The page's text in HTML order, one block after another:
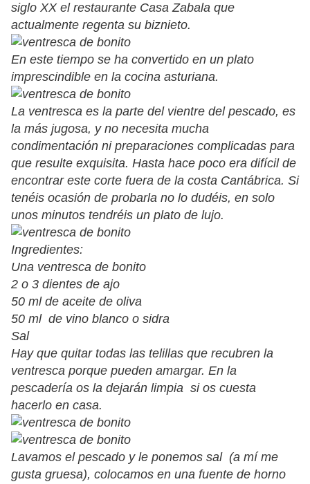
siglo XX el restaurante Casa Zabala que
actualmente regenta su biznieto.
En este tiempo se ha convertido en un plato
imprescindible en la cocina asturiana.
La ventresca es la parte del vientre del pescado, es
la más jugosa, y no necesita mucha
condimentación ni preparaciones complicadas para
que resulte exquisita. Hasta hace poco era difícil de
encontrar este corte fuera de la costa Cantábrica. Si
tenéis ocasión de probarla no lo dudéis, en solo
unos minutos tendréis un plato de lujo.
Ingredientes:
Una ventresca de bonito
2 o 3 dientes de ajo
50 ml de aceite de oliva
50 ml de vino blanco o sidra
Sal
Hay que quitar todas las telillas que recubren la
ventresca porque pueden amargar. En la
pescadería os la dejarán limpia si os cuesta
hacerlo en casa.
Lavamos el pescado y le ponemos sal (a mí me
gusta gruesa), colocamos en una fuente de horno